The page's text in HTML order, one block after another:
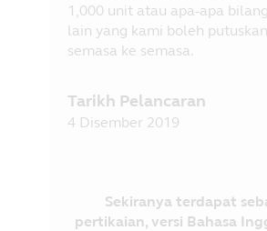
1,000 unit atau apa-apa
lain yang kami boleh
semasa ke semasa.
Tarikh Pelancaran
4 Disember 2019
Sekiranya terdapat
pertikaian, versi Bahasa